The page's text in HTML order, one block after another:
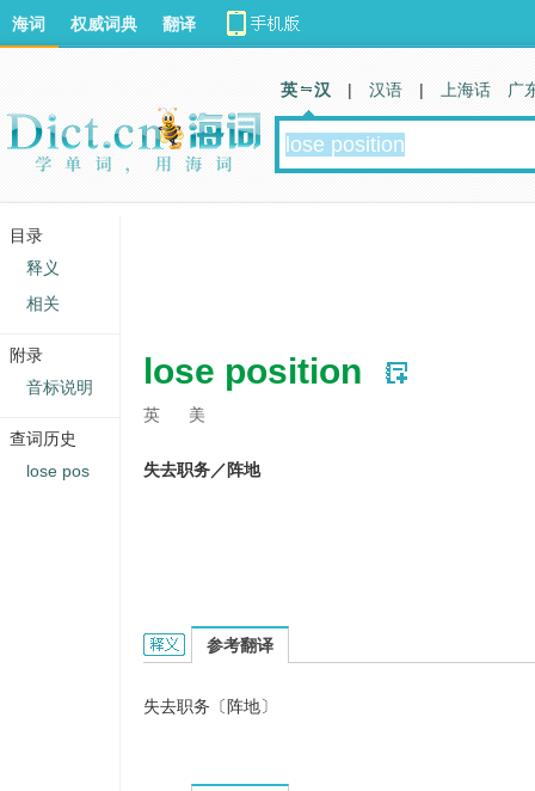
lose position
英 美
失去职务／阵地
lose position的英文翻译是什么意思，词典释义与
参考翻译
失去职务〔阵地〕
海词 权威词典 翻译
英 汉 | 汉语 | 上海话 广
目录
释义
相关
附录
音标说明
查词历史
lose pos